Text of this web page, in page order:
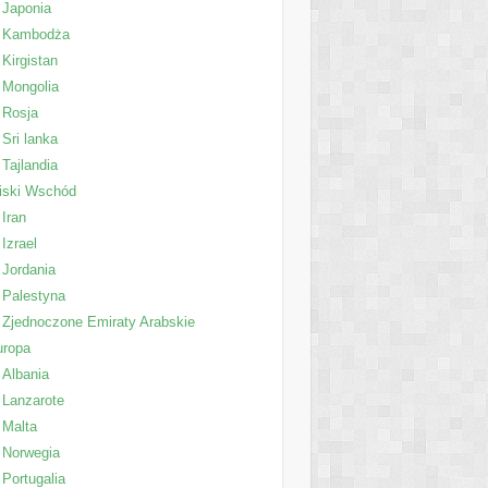
Japonia
Kambodża
Kirgistan
Mongolia
Rosja
Sri lanka
Tajlandia
Wschód
Iran
Izrael
Jordania
Palestyna
Zjednoczone Emiraty Arabskie
Albania
Lanzarote
Malta
Norwegia
Portugalia